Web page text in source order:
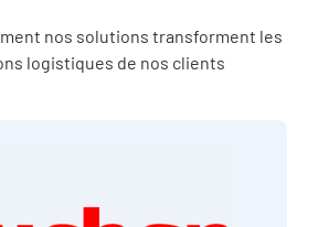
nos solutions transforment les
logistiques de nos clients